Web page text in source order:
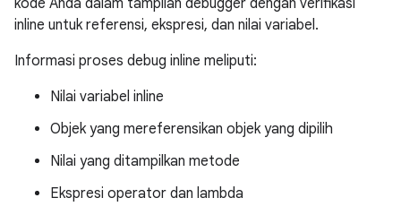
inline untuk referensi, ekspresi, dan nilai variabel.
Informasi proses debug inline meliputi:
Nilai variabel inline
Objek yang mereferensikan objek yang dipilih
Nilai yang ditampilkan metode
Ekspresi operator dan lambda